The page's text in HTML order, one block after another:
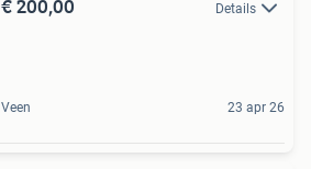
€ 200,00 Details
Veen 23 apr 26